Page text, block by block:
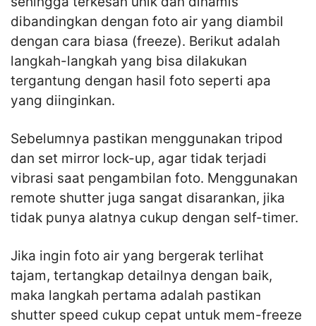
dibandingkan dengan foto air yang diambil
dengan cara biasa (freeze). Berikut adalah
langkah-langkah yang bisa dilakukan
tergantung dengan hasil foto seperti apa
yang diinginkan.
Sebelumnya pastikan menggunakan tripod
dan set mirror lock-up, agar tidak terjadi
vibrasi saat pengambilan foto. Menggunakan
remote shutter juga sangat disarankan, jika
tidak punya alatnya cukup dengan self-timer.
Jika ingin foto air yang bergerak terlihat
tajam, tertangkap detailnya dengan baik,
maka langkah pertama adalah pastikan
shutter speed cukup cepat untuk mem-freeze